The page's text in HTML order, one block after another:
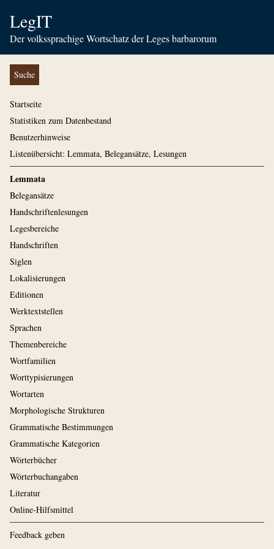
LegIT
Der volkssprachige Wortschatz der Leges barbarorum
Suche
Startseite
Statistiken zum Datenbestand
Benutzerhinweise
Listenübersicht: Lemmata, Belegansätze, Lesungen
Lemmata
Belegansätze
Handschriftenlesungen
Legesbereiche
Handschriften
Siglen
Lokalisierungen
Editionen
Werktextstellen
Sprachen
Themenbereiche
Wortfamilien
Worttypisierungen
Wortarten
Morphologische Strukturen
Grammatische Bestimmungen
Grammatische Kategorien
Wörterbücher
Wörterbuchangaben
Literatur
Online-Hilfsmittel
Feedback geben